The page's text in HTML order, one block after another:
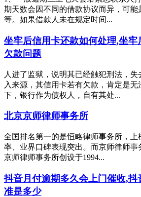
期天数会因不同的借款协议而异，可能
等。如果借款人未在规定时间...
坐牢后信用卡还款如何处理,坐
欠款问题
人进了监狱，说明其已经触犯刑法，
入来源，其信用卡若有欠款，肯定是
下，银行作为债权人，自有其处...
北京京师律师事务所
全国排名第一的是恒略律师事务所，
率、业界口碑表现突出。而京师律师
京师律师事务所创设于1994...
抖音月付逾期多久会上门催收,
准是多少